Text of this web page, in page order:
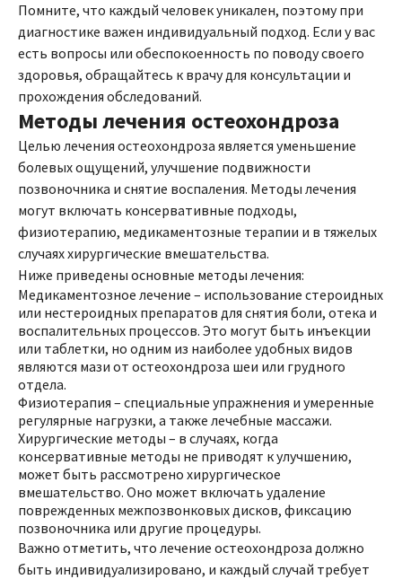
Помните, что каждый человек уникален, поэтому при
диагностике важен индивидуальный подход. Если у вас
есть вопросы или обеспокоенность по поводу своего
здоровья, обращайтесь к врачу для консультации и
прохождения обследований.
Методы лечения остеохондроза
Целью лечения остеохондроза является уменьшение
болевых ощущений, улучшение подвижности
позвоночника и снятие воспаления. Методы лечения
могут включать консервативные подходы,
физиотерапию, медикаментозные терапии и в тяжелых
случаях хирургические вмешательства.
Ниже приведены основные методы лечения:
Медикаментозное лечение – использование стероидных
или нестероидных препаратов для снятия боли, отека и
воспалительных процессов. Это могут быть инъекции
или таблетки, но одним из наиболее удобных видов
являются мази от остеохондроза шеи или грудного
отдела.
Физиотерапия – специальные упражнения и умеренные
регулярные нагрузки, а также лечебные массажи.
Хирургические методы – в случаях, когда
консервативные методы не приводят к улучшению,
может быть рассмотрено хирургическое
вмешательство. Оно может включать удаление
поврежденных межпозвонковых дисков, фиксацию
позвоночника или другие процедуры.
Важно отметить, что лечение остеохондроза должно
быть индивидуализировано, и каждый случай требует